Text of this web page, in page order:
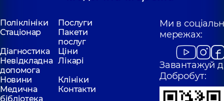
Поліклініки
Послуги
Стаціонар
Пакети
послуг
Діагностика
Ціни
Невідкладна
допомога
Лікарі
Новини
Клініки
Медична
бібліотека
Контакти
Ми в
мережах:
Завантажуй
Добробут: